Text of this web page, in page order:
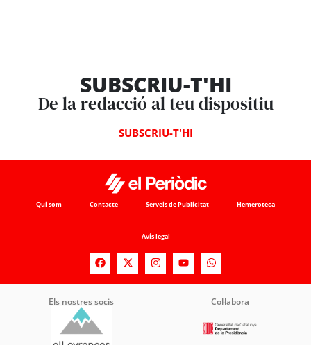
SUBSCRIU-T'HI
De la redacció al teu dispositiu
SUBSCRIU-T'HI
Qui som Contacte Serveis de Publicitat Hemeroteca
Avís legal
Els nostres socis Col·labora